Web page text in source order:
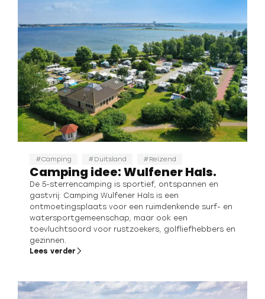
Camping Duitsland Reizend
Camping idee: Wulfener Hals.
De 5-sterrencamping is sportief, ontspannen en
gastvrij: Camping Wulfener Hals is een
ontmoetingsplaats voor een ruimdenkende surf- en
watersportgemeenschap, maar ook een
toevluchtsoord voor rustzoekers, golfliefhebbers en
gezinnen.
Lees verder